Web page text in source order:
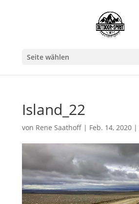
Seite wählen
Island_22
von Rene Saathoff| Feb. 14, 2020|